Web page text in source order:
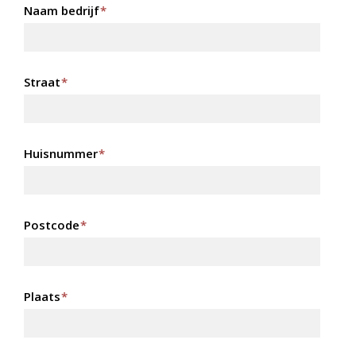
Naam bedrijf*
Straat*
Huisnummer*
Postcode*
Plaats*